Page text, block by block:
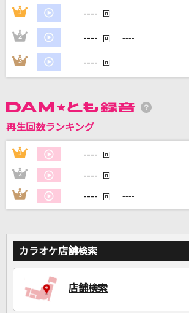
DAMに会員登録・ログインして
家族や友達と一緒に！練習にも！
1 ---- 回 ----
2 ---- 回 ----
3 ---- 回 ----
再生回数ランキング
1 ---- 回 ----
2 ---- 回 ----
3 ---- 回 ----
カラオケ店舗検索
店舗検索